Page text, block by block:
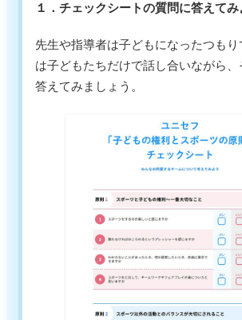
１．チェックシートの質問に答えてみ
先生や指導者は子どもになったつもり
は子どもたちだけで話し合いながら、
答えてみましょう。